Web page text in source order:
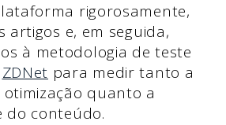
rigorosamente,
artigos e, em seguida,
à metodologia de teste
ZDNet para medir tanto a
quanto a
do conteúdo.